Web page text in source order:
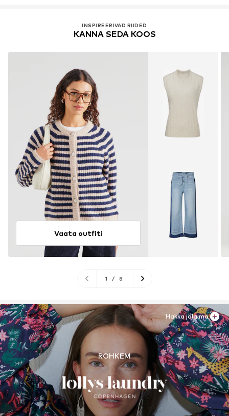
INSPIREERIVAD RIIDED
KANNA SEDA KOOS
Vaata outfiti
1 / 8
ROHKEM
Hakka jälgima